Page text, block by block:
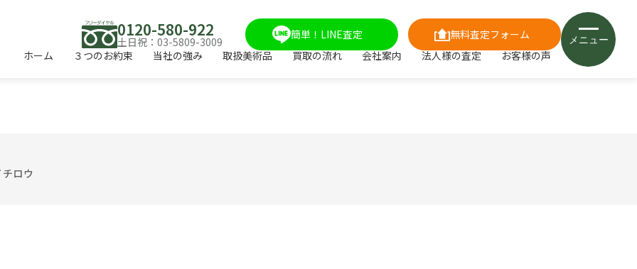
0120-580-922
土日祝：03-5809-3009
簡単！LINE査定
無料査定フォーム
ホーム
３つのお約束 当社の強み 取扱美術品 買取の流れ 会社案内 法人様の査定 お客様の声
メニュー
ロウ